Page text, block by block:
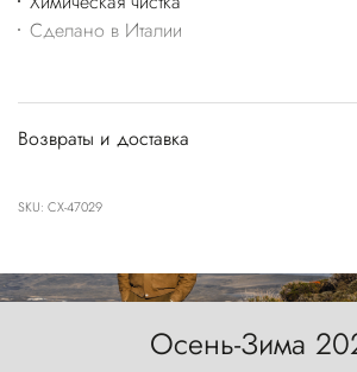
Сделано в Италии
Возвраты и доставка
SKU: CX-47029
Осень-Зима